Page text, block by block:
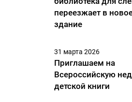
переезжает в
здание
31 марта 2026
Приглашаем на
Всероссийскую
детской книги